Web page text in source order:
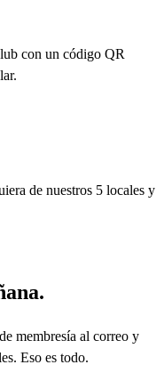
con un código QR
de nuestros 5 locales y
membresía al correo y
Eso es todo.